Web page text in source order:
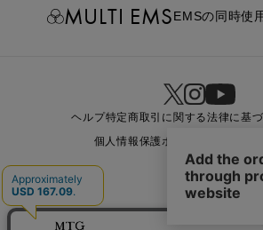
MULTI EMSEMSの同時使
ヘルプ特定商取引に関する法律に基
個人情報保護ポリシー